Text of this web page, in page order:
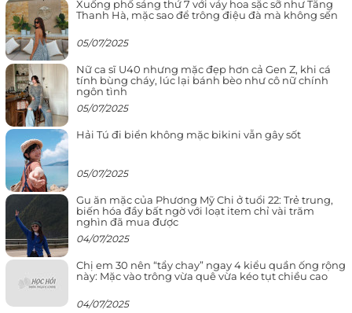
Xuống phố sáng thứ 7 với váy hoa sặc sỡ như Tăng
Thanh Hà, mặc sao để trông điệu đà mà không sến
05/07/2025
Nữ ca sĩ U40 nhưng mặc đẹp hơn cả Gen Z, khi cá
tính bùng cháy, lúc lại bánh bèo như cô nữ chính
ngôn tình
05/07/2025
Hải Tú đi biển không mặc bikini vẫn gây sốt
05/07/2025
Gu ăn mặc của Phương Mỹ Chi ở tuổi 22: Trẻ trung,
biến hóa đầy bất ngờ với loạt item chỉ vài trăm
nghìn đã mua được
04/07/2025
Chị em 30 nên “tẩy chay” ngay 4 kiểu quần ống rộng
này: Mặc vào trông vừa quê vừa kéo tụt chiều cao
04/07/2025